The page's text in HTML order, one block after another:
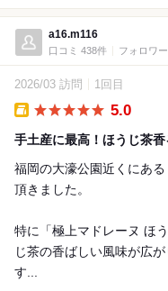
a16.m116
口コミ 438件 フォロワ
2026/03 訪問 1回目
5.0
手土産に最高！ほうじ茶
福岡の大濠公園近くにあ
頂きました。
特に「極上マドレーヌ ほ
じ茶の香ばしい風味が広
す...